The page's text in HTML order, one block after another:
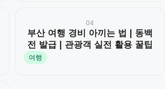
04
부산 여행 경비 아끼는 법 | 동백
전 발급 | 관광객 실전 활용 꿀팁
여행